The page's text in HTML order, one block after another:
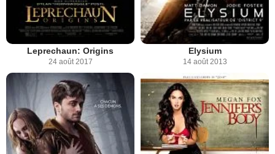
Leprechaun: Origins
24 août 2017
Elysium
14 août 2013